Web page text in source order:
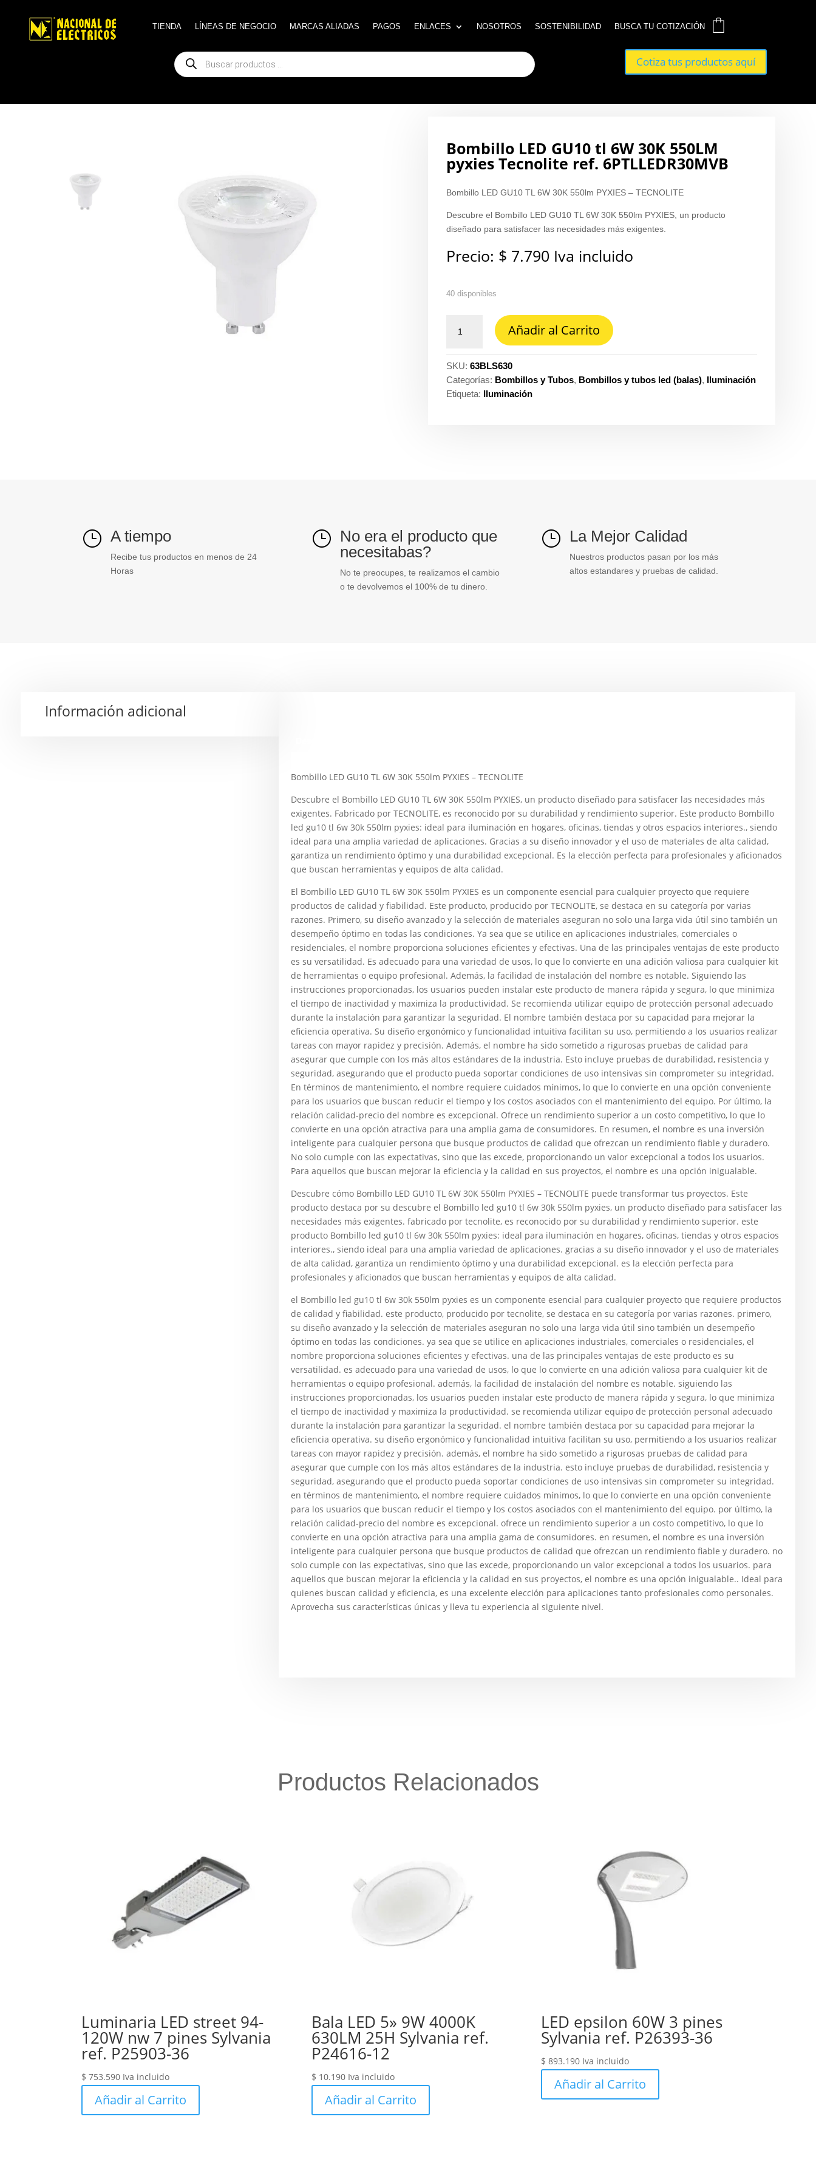
TIENDA LÍNEAS DE NEGOCIO MARCAS ALIADAS PAGOS ENLACES NOSOTROS SOSTENIBILIDAD BUSCA TU COTIZACIÓN
Búsqueda
de
productos
Cotiza tus productos aquí
TIENDA LÍNEAS DE NEGOCIO MARCAS ALIADAS PAGOS ENLACES NOSOTROS SOSTENIBILIDAD BUSCA TU COTIZACIÓN
Búsqueda
de
productos
Cotiza tus productos aquí
Bombillo LED GU10 tl 6W 30K 550LM
pyxies Tecnolite ref. 6PTLLEDR30MVB
Bombillo LED GU10 TL 6W 30K 550lm PYXIES – TECNOLITE
Descubre el Bombillo LED GU10 TL 6W 30K 550lm PYXIES, un producto
diseñado para satisfacer las necesidades más exigentes.
Precio: $ 7.790 Iva incluido
40 disponibles
LED
tl
6W
30K
Añadir al Carrito
SKU:63BLS630
Categorías: Bombillos y Tubos, Bombillos y tubos led (balas), Iluminación
Etiqueta: Iluminación
} A tiempo
Recibe tus productos en menos de 24
Horas
} No era el producto que
necesitabas?
No te preocupes, te realizamos el cambio
o te devolvemos el 100% de tu dinero.
} La Mejor Calidad
Nuestros productos pasan por los más
altos estandares y pruebas de calidad.
Información adicional
Bombillo LED GU10 TL 6W 30K 550lm PYXIES – TECNOLITE
Descubre el Bombillo LED GU10 TL 6W 30K 550lm PYXIES, un producto diseñado para satisfacer las necesidades más
exigentes. Fabricado por TECNOLITE, es reconocido por su durabilidad y rendimiento superior. Este producto Bombillo
led gu10 tl 6w 30k 550lm pyxies: ideal para iluminación en hogares, oficinas, tiendas y otros espacios interiores., siendo
ideal para una amplia variedad de aplicaciones. Gracias a su diseño innovador y el uso de materiales de alta calidad,
garantiza un rendimiento óptimo y una durabilidad excepcional. Es la elección perfecta para profesionales y aficionados
que buscan herramientas y equipos de alta calidad.
El Bombillo LED GU10 TL 6W 30K 550lm PYXIES es un componente esencial para cualquier proyecto que requiere
productos de calidad y fiabilidad. Este producto, producido por TECNOLITE, se destaca en su categoría por varias
razones. Primero, su diseño avanzado y la selección de materiales aseguran no solo una larga vida útil sino también un
desempeño óptimo en todas las condiciones. Ya sea que se utilice en aplicaciones industriales, comerciales o
residenciales, el nombre proporciona soluciones eficientes y efectivas. Una de las principales ventajas de este producto
es su versatilidad. Es adecuado para una variedad de usos, lo que lo convierte en una adición valiosa para cualquier kit
de herramientas o equipo profesional. Además, la facilidad de instalación del nombre es notable. Siguiendo las
instrucciones proporcionadas, los usuarios pueden instalar este producto de manera rápida y segura, lo que minimiza
el tiempo de inactividad y maximiza la productividad. Se recomienda utilizar equipo de protección personal adecuado
durante la instalación para garantizar la seguridad. El nombre también destaca por su capacidad para mejorar la
eficiencia operativa. Su diseño ergonómico y funcionalidad intuitiva facilitan su uso, permitiendo a los usuarios realizar
tareas con mayor rapidez y precisión. Además, el nombre ha sido sometido a rigurosas pruebas de calidad para
asegurar que cumple con los más altos estándares de la industria. Esto incluye pruebas de durabilidad, resistencia y
seguridad, asegurando que el producto pueda soportar condiciones de uso intensivas sin comprometer su integridad.
En términos de mantenimiento, el nombre requiere cuidados mínimos, lo que lo convierte en una opción conveniente
para los usuarios que buscan reducir el tiempo y los costos asociados con el mantenimiento del equipo. Por último, la
relación calidad-precio del nombre es excepcional. Ofrece un rendimiento superior a un costo competitivo, lo que lo
convierte en una opción atractiva para una amplia gama de consumidores. En resumen, el nombre es una inversión
inteligente para cualquier persona que busque productos de calidad que ofrezcan un rendimiento fiable y duradero.
No solo cumple con las expectativas, sino que las excede, proporcionando un valor excepcional a todos los usuarios.
Para aquellos que buscan mejorar la eficiencia y la calidad en sus proyectos, el nombre es una opción inigualable.
Descubre cómo Bombillo LED GU10 TL 6W 30K 550lm PYXIES – TECNOLITE puede transformar tus proyectos. Este
producto destaca por su descubre el Bombillo led gu10 tl 6w 30k 550lm pyxies, un producto diseñado para satisfacer las
necesidades más exigentes. fabricado por tecnolite, es reconocido por su durabilidad y rendimiento superior. este
producto Bombillo led gu10 tl 6w 30k 550lm pyxies: ideal para iluminación en hogares, oficinas, tiendas y otros espacios
interiores., siendo ideal para una amplia variedad de aplicaciones. gracias a su diseño innovador y el uso de materiales
de alta calidad, garantiza un rendimiento óptimo y una durabilidad excepcional. es la elección perfecta para
profesionales y aficionados que buscan herramientas y equipos de alta calidad.
el Bombillo led gu10 tl 6w 30k 550lm pyxies es un componente esencial para cualquier proyecto que requiere productos
de calidad y fiabilidad. este producto, producido por tecnolite, se destaca en su categoría por varias razones. primero,
su diseño avanzado y la selección de materiales aseguran no solo una larga vida útil sino también un desempeño
óptimo en todas las condiciones. ya sea que se utilice en aplicaciones industriales, comerciales o residenciales, el
nombre proporciona soluciones eficientes y efectivas. una de las principales ventajas de este producto es su
versatilidad. es adecuado para una variedad de usos, lo que lo convierte en una adición valiosa para cualquier kit de
herramientas o equipo profesional. además, la facilidad de instalación del nombre es notable. siguiendo las
instrucciones proporcionadas, los usuarios pueden instalar este producto de manera rápida y segura, lo que minimiza
el tiempo de inactividad y maximiza la productividad. se recomienda utilizar equipo de protección personal adecuado
durante la instalación para garantizar la seguridad. el nombre también destaca por su capacidad para mejorar la
eficiencia operativa. su diseño ergonómico y funcionalidad intuitiva facilitan su uso, permitiendo a los usuarios realizar
tareas con mayor rapidez y precisión. además, el nombre ha sido sometido a rigurosas pruebas de calidad para
asegurar que cumple con los más altos estándares de la industria. esto incluye pruebas de durabilidad, resistencia y
seguridad, asegurando que el producto pueda soportar condiciones de uso intensivas sin comprometer su integridad.
en términos de mantenimiento, el nombre requiere cuidados mínimos, lo que lo convierte en una opción conveniente
para los usuarios que buscan reducir el tiempo y los costos asociados con el mantenimiento del equipo. por último, la
relación calidad-precio del nombre es excepcional. ofrece un rendimiento superior a un costo competitivo, lo que lo
convierte en una opción atractiva para una amplia gama de consumidores. en resumen, el nombre es una inversión
inteligente para cualquier persona que busque productos de calidad que ofrezcan un rendimiento fiable y duradero. no
solo cumple con las expectativas, sino que las excede, proporcionando un valor excepcional a todos los usuarios. para
aquellos que buscan mejorar la eficiencia y la calidad en sus proyectos, el nombre es una opción inigualable.. Ideal para
quienes buscan calidad y eficiencia, es una excelente elección para aplicaciones tanto profesionales como personales.
Aprovecha sus características únicas y lleva tu experiencia al siguiente nivel.
Productos Relacionados
Luminaria LED street 94-
120W nw 7 pines Sylvania
ref. P25903-36
$ 753.590 Iva incluido
Añadir al Carrito
Bala LED 5» 9W 4000K
630LM 25H Sylvania ref.
P24616-12
$ 10.190 Iva incluido
Añadir al Carrito
LED epsilon 60W 3 pines
Sylvania ref. P26393-36
$ 893.190 Iva incluido
Añadir al Carrito